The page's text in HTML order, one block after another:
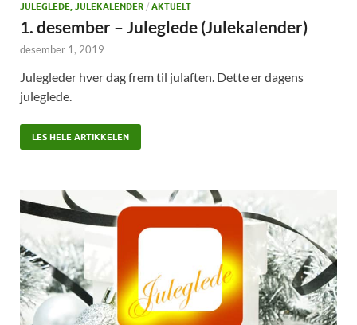
JULEGLEDE, JULEKALENDER / AKTUELT
1. desember – Juleglede (Julekalender)
desember 1, 2019
Julegleder hver dag frem til julaften. Dette er dagens
juleglede.
LES HELE ARTIKKELEN